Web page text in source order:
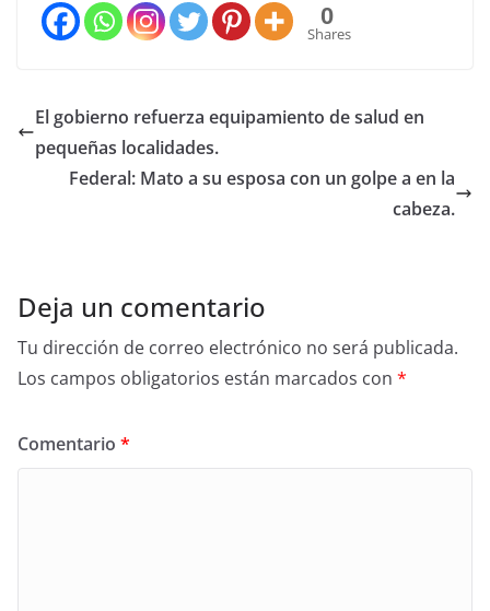
0
Shares
El gobierno refuerza equipamiento de salud en
pequeñas localidades.
Federal: Mato a su esposa con un golpe a en la
cabeza.
Deja un comentario
Tu dirección de correo electrónico no será publicada.
Los campos obligatorios están marcados con *
Comentario *